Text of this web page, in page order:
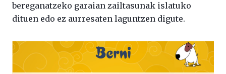
bereganatzeko garaian zailtasunak islatuko
dituen edo ez aurresaten laguntzen digute.